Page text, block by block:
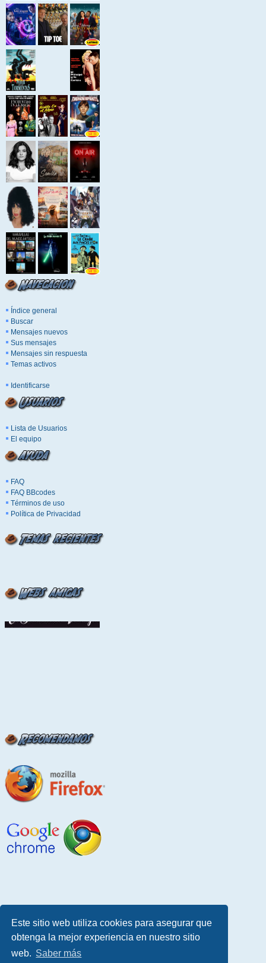
Este sitio web utiliza cookies para asegurar que
obtenga la mejor experiencia en nuestro sitio
web. Saber más
Índice general
Buscar
Mensajes nuevos
Sus mensajes
Mensajes sin respuesta
Temas activos
Identificarse
Lista de Usuarios
El equipo
FAQ
FAQ BBcodes
Términos de uso
Política de Privacidad